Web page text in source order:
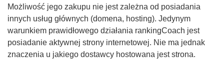
Możliwość jego zakupu nie jest zależna od posiadania
innych usług głównych (domena, hosting). Jedynym
warunkiem prawidłowego działania rankingCoach jest
posiadanie aktywnej strony internetowej. Nie ma jednak
znaczenia u jakiego dostawcy hostowana jest strona.